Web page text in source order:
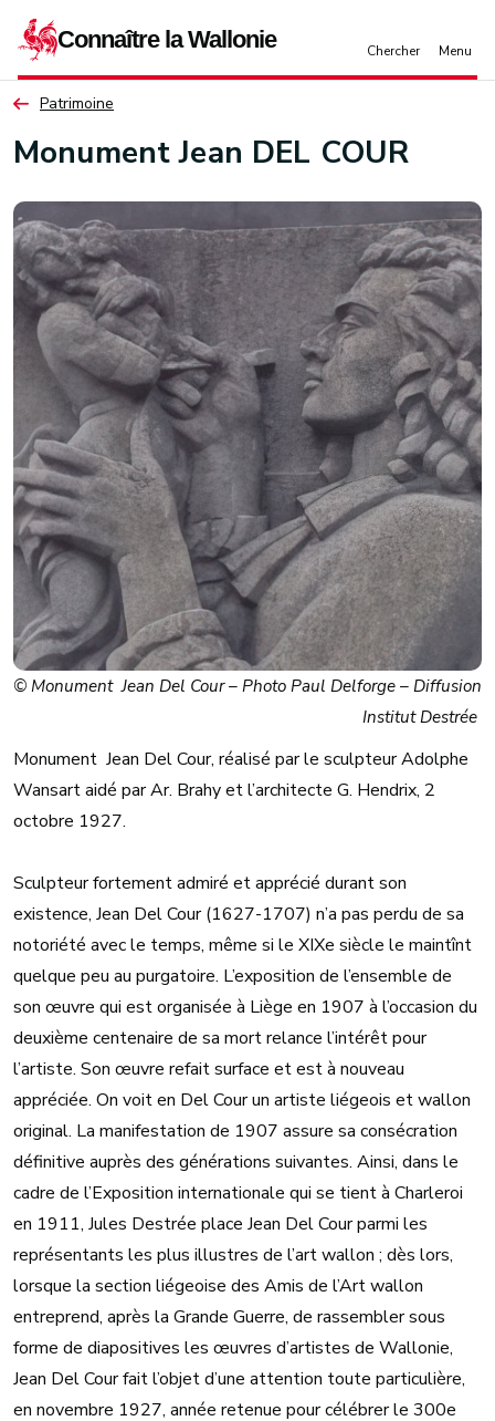
Patrimoine
Monument Jean DEL COUR
© Monument Jean Del Cour – Photo Paul Delforge – Diffusion
Institut Destrée
Monument Jean Del Cour, réalisé par le sculpteur Adolphe
Wansart aidé par Ar. Brahy et l’architecte G. Hendrix, 2
octobre 1927.
Sculpteur fortement admiré et apprécié durant son
existence, Jean Del Cour (1627-1707) n’a pas perdu de sa
notoriété avec le temps, même si le XIXe siècle le maintînt
quelque peu au purgatoire. L’exposition de l’ensemble de
son œuvre qui est organisée à Liège en 1907 à l’occasion du
deuxième centenaire de sa mort relance l’intérêt pour
l’artiste. Son œuvre refait surface et est à nouveau
appréciée. On voit en Del Cour un artiste liégeois et wallon
original. La manifestation de 1907 assure sa consécration
définitive auprès des générations suivantes. Ainsi, dans le
cadre de l’Exposition internationale qui se tient à Charleroi
en 1911, Jules Destrée place Jean Del Cour parmi les
représentants les plus illustres de l’art wallon ; dès lors,
lorsque la section liégeoise des Amis de l’Art wallon
entreprend, après la Grande Guerre, de rassembler sous
forme de diapositives les œuvres d’artistes de Wallonie,
Jean Del Cour fait l’objet d’une attention toute particulière,
en novembre 1927, année retenue pour célébrer le 300e